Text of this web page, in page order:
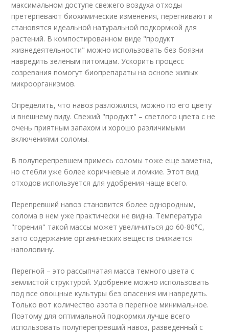
максимальном доступе свежего воздуха отходы
претерпевают биохимические изменения, перегнивают и
становятся идеальной натуральной подкормкой для
растений. В компостированном виде "продукт
жизнедеятельности" можно использовать без боязни
навредить зеленым питомцам. Ускорить процесс
созревания помогут биопрепараты на основе живых
микроорганизмов.
Определить, что навоз разложился, можно по его цвету
и внешнему виду. Свежий "продукт" – светлого цвета с не
очень приятным запахом и хорошо различимыми
включениями соломы.
В полуперепревшем примесь соломы тоже еще заметна,
но стебли уже более коричневые и ломкие. Этот вид
отходов используется для удобрения чаще всего.
Перепревший навоз становится более однородным,
солома в нем уже практически не видна. Температура
"горения" такой массы может увеличиться до 60-80°С,
зато содержание органических веществ снижается
наполовину.
Перегной – это рассыпчатая масса темного цвета с
землистой структурой. Удобрение можно использовать
под все овощные культуры без опасения им навредить.
Только вот количество азота в перегное минимальное.
Поэтому для оптимальной подкормки лучше всего
использовать полуперепревший навоз, разведенный с